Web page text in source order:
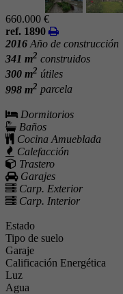
660.000 €
ref. 1890
2016 Año de construcción
341 m2 construidos
300 m2 útiles
998 m2 parcela
Dormitorios
Baños
Cocina Amueblada
Calefacción
Trastero
Garajes
Carp. Exterior
Carp. Interior
Estado
Tipo de suelo
Garaje
Calificación Energética
Luz
Agua